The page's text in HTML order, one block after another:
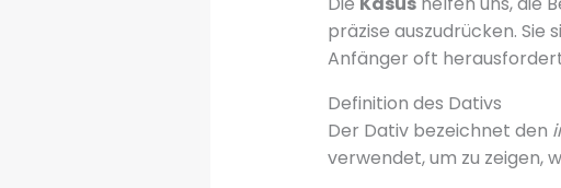
präzise auszudrücken.
Anfänger oft
Definition des Dativs
Der Dativ bezeichnet den
verwendet, um zu zeigen,